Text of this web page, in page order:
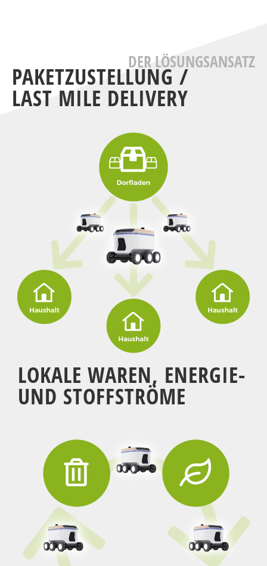
DER LÖSUNGSANSATZ
PAKETZUSTELLUNG /
LAST MILE DELIVERY
LOKALE WAREN, ENERGIE-
UND STOFFSTRÖME